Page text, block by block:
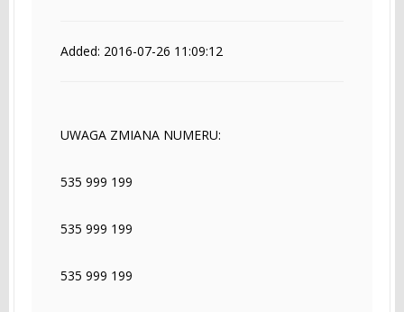
Added: 2016-07-26 11:09:12
UWAGA ZMIANA NUMERU:
535 999 199
535 999 199
535 999 199